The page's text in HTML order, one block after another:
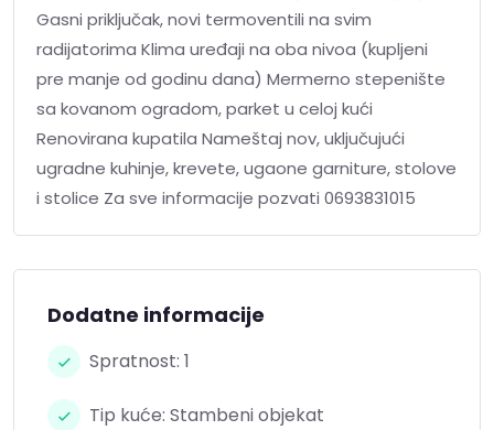
Gasni priključak, novi termoventili na svim
radijatorima Klima uređaji na oba nivoa (kupljeni
pre manje od godinu dana) Mermerno stepenište
sa kovanom ogradom, parket u celoj kući
Renovirana kupatila Nameštaj nov, uključujući
ugradne kuhinje, krevete, ugaone garniture, stolove
i stolice Za sve informacije pozvati 0693831015
Dodatne informacije
Spratnost: 1
Tip kuće: Stambeni objekat